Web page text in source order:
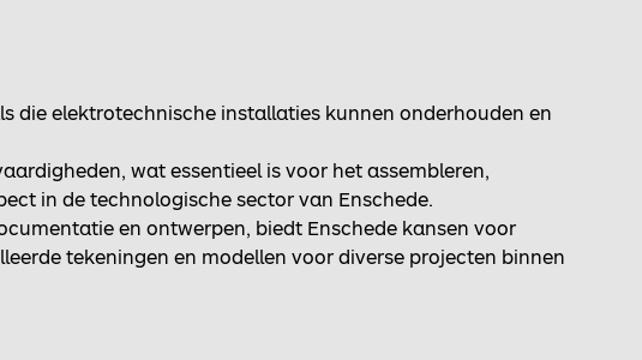
die elektrotechnische installaties kunnen onderhouden en
wat essentieel is voor het assembleren,
in de technologische sector van Enschede.
en ontwerpen, biedt Enschede kansen voor
tekeningen en modellen voor diverse projecten binnen